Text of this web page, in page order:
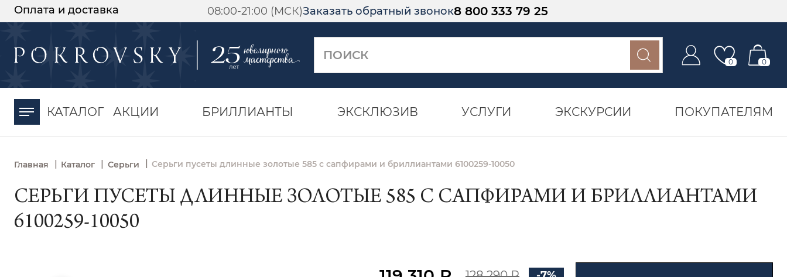
Оплата и доставка 08:00-21:00 (МСК)Заказать обратный звонок8 800 333 79 25
0 0
КАТАЛОГ АКЦИИ БРИЛЛИАНТЫ ЭКСКЛЮЗИВ УСЛУГИ ЭКСКУРСИИ ПОКУПАТЕЛЯМ
Главная | Каталог | Серьги Серьги пусеты длинные золотые 585 с сапфирами и бриллиантами 6100259-10050
СЕРЬГИ ПУСЕТЫ ДЛИННЫЕ ЗОЛОТЫЕ 585 С САПФИРАМИ И БРИЛЛИАНТАМИ
6100259-10050
-30%
момента оплаты